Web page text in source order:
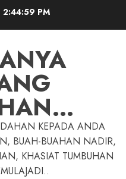
2:45:00 PM
KEPADA ANDA
BUAH-BUAHAN NADIR,
KHASIAT TUMBUHAN